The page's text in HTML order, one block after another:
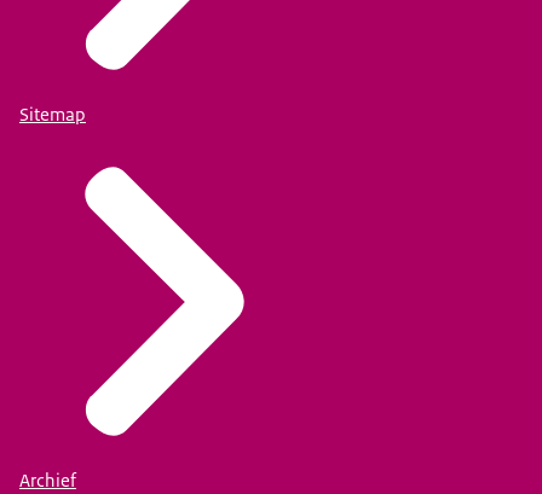
Sitemap
Archief